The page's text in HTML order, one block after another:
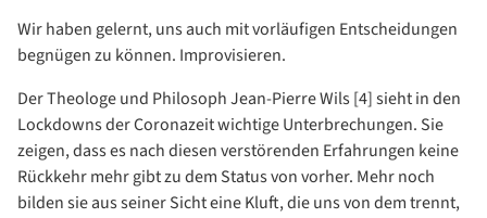
Wir haben gelernt, uns auch mit vorläufigen Entscheidungen
begnügen zu können. Improvisieren.
Der Theologe und Philosoph Jean-Pierre Wils [4] sieht in den
Lockdowns der Coronazeit wichtige Unterbrechungen. Sie
zeigen, dass es nach diesen verstörenden Erfahrungen keine
Rückkehr mehr gibt zu dem Status von vorher. Mehr noch
bilden sie aus seiner Sicht eine Kluft, die uns von dem trennt,